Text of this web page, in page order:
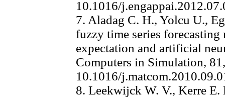
10.1016/
7. Aladag C. H., Yolcu U.,
fuzzy time series forecasting
expectation and artificial
Computers in Simulation,
10.1016/
8. Leekwijck W. V., Kerre